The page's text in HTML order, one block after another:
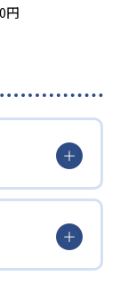
円